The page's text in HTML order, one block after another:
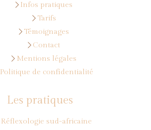
Infos pratiques
Tarifs
Témoignages
Contact
Mentions légales
Politique de confidentialité
Les pratiques
Réflexologie sud-africaine